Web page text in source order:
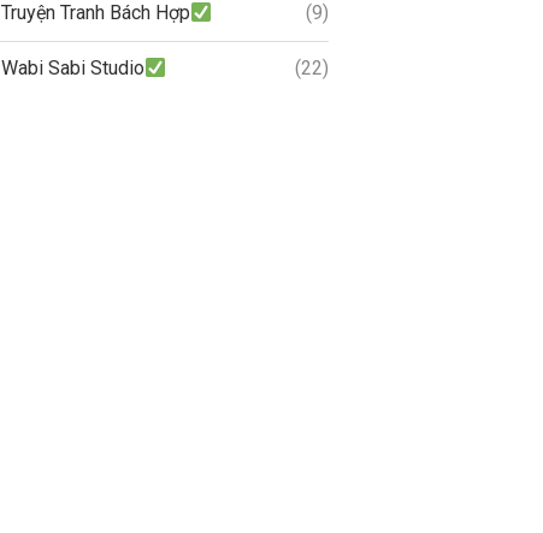
Truyện Tranh Bách Hợp (9)
Wabi Sabi Studio (22)